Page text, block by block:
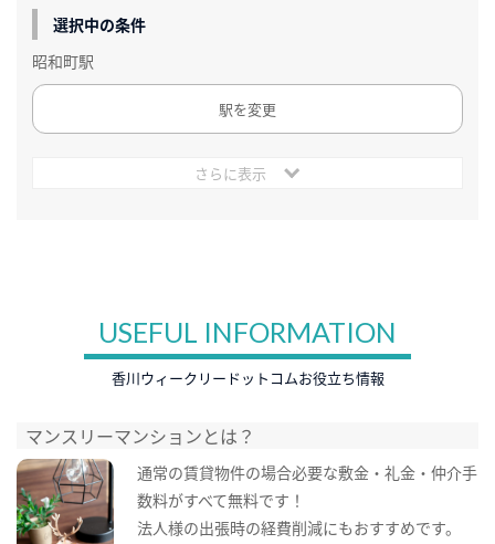
選択中の条件
昭和町駅
駅を変更
さらに表示
USEFUL INFORMATION
香川ウィークリードットコムお役立ち情報
マンスリーマンションとは？
通常の賃貸物件の場合必要な敷金・礼金・仲介手
数料がすべて無料です！
法人様の出張時の経費削減にもおすすめです。